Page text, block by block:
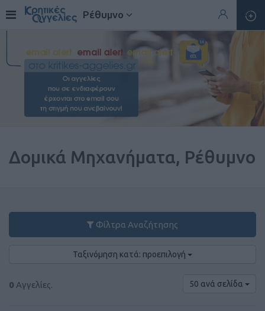
Ρέθυμνο
Δομικά Μηχανήματα, Ρέθυμνο
Φίλτρα Αναζήτησης
Ταξινόμηση κατά: προεπιλογή
0 Αγγελίες. 50 ανά σελίδα